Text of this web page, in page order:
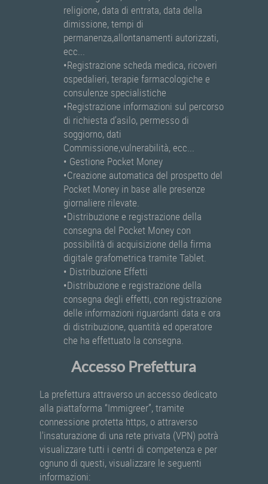
religione, data di entrata, data della
dimissione, tempi di
permanenza,allontanamenti autorizzati,
ecc...
•Registrazione scheda medica, ricoveri
ospedalieri, terapie farmacologiche e
consulenze specialistiche
•Registrazione informazioni sul percorso
di richiesta d’asilo, permesso di
soggiorno, dati
Commissione,vulnerabilità, ecc...
• Gestione Pocket Money
•Creazione automatica del prospetto del
Pocket Money in base alle presenze
giornaliere rilevate.
•Distribuzione e registrazione della
consegna del Pocket Money con
possibilità di acquisizione della firma
digitale grafometrica tramite Tablet.
• Distribuzione Effetti
•Distribuzione e registrazione della
consegna degli effetti, con registrazione
delle informazioni riguardanti data e ora
di distribuzione, quantità ed operatore
che ha effettuato la consegna.
Accesso Prefettura
La prefettura attraverso un accesso dedicato
alla piattaforma “Immigreer”, tramite
connessione protetta https, o attraverso
l'insaturazione di una rete privata (VPN) potrà
visualizzare tutti i centri di competenza e per
ognuno di questi, visualizzare le seguenti
informazioni: